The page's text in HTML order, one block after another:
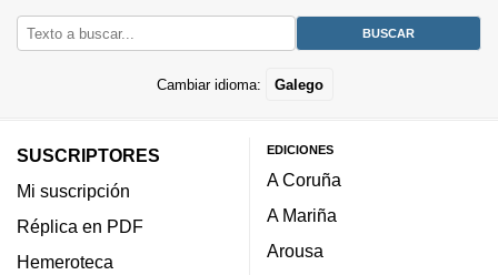
Cambiar idioma: Galego
SUSCRIPTORES
Mi suscripción
Réplica en PDF
Hemeroteca
EDICIONES
A Coruña
A Mariña
Arousa